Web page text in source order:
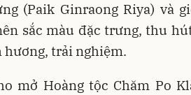
(Paik Ginraong Riya) và
sắc màu đặc trưng, thu
hương, trải nghiệm.
mở Hoàng tộc Chăm Po